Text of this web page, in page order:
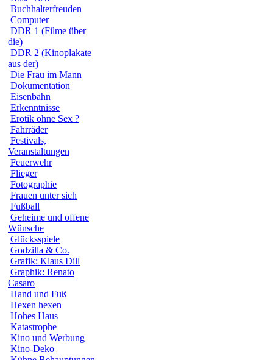
Buchhalterfreuden
Computer
DDR 1 (Filme über
die)
DDR 2 (Kinoplakate
aus der)
Die Frau im Mann
Dokumentation
Eisenbahn
Erkenntnisse
Erotik ohne Sex ?
Fahrräder
Festivals,
Veranstaltungen
Feuerwehr
Flieger
Fotographie
Frauen unter sich
Fußball
Geheime und offene
Wünsche
Glücksspiele
Godzilla & Co.
Grafik: Klaus Dill
Graphik: Renato
Casaro
Hand und Fuß
Hexen hexen
Hohes Haus
Katastrophe
Kino und Werbung
Kino-Deko